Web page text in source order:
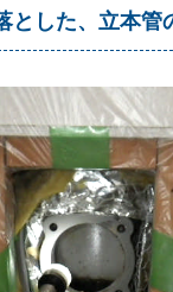
とした、立本管